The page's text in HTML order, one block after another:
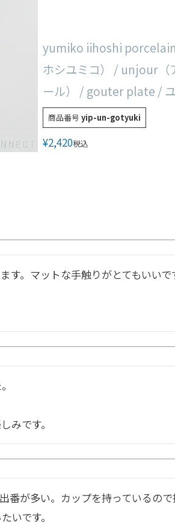
yumiko iihoshi
ホシユミコ） / unjour（
ール） / gouter plate /
商品番号 yip-un-gotyuki
¥2,420税込
す。マットな手触りがとてもいいで
みです。
番が多い。カップを持っているの
いです。